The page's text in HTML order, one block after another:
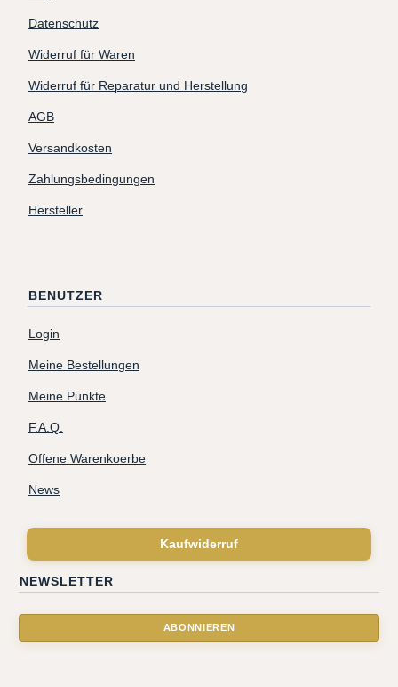
Datenschutz
Widerruf für Waren
Widerruf für Reparatur und Herstellung
AGB
Versandkosten
Zahlungsbedingungen
Hersteller
BENUTZER
Login
Meine Bestellungen
Meine Punkte
F.A.Q.
Offene Warenkoerbe
News
Kaufwiderruf
NEWSLETTER